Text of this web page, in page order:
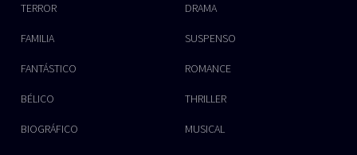
TERROR DRAMA
FAMILIA SUSPENSO
FANTÁSTICO ROMANCE
BÉLICO THRILLER
BIOGRÁFICO MUSICAL